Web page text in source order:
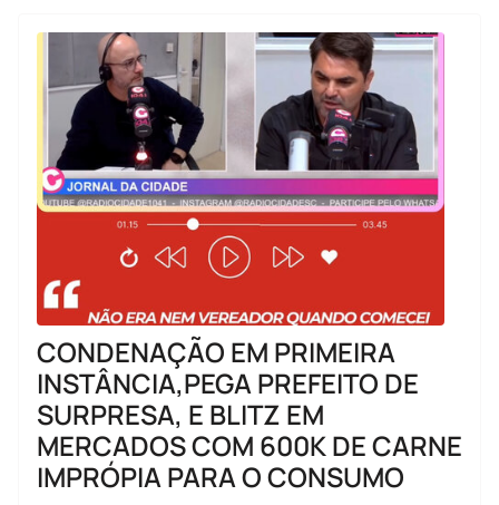
CONDENAÇÃO EM PRIMEIRA
INSTÂNCIA,PEGA PREFEITO DE
SURPRESA, E BLITZ EM
MERCADOS COM 600K DE CARNE
IMPRÓPIA PARA O CONSUMO